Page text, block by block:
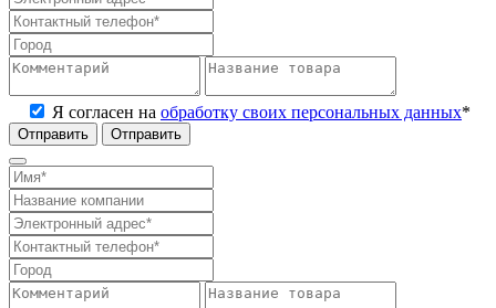
Я согласен на обработку своих персональных данных*
Отправить